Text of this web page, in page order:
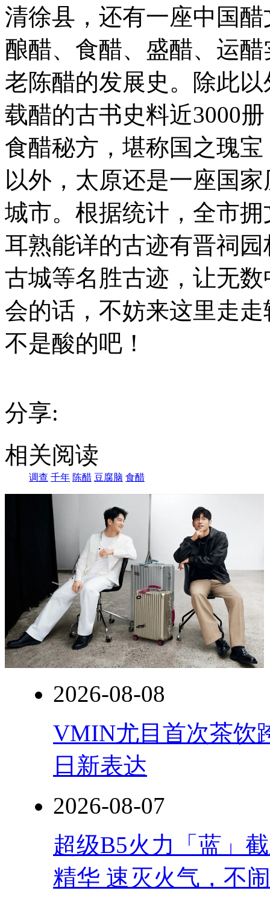
城
市
哪
里
吗？
或
许
很
多
都
已
清徐县，还有一座中国
酿醋、食醋、盛醋、运
老陈醋的发展史。除此
载醋的古书史料近3000
食醋秘方，堪称国之瑰
以外，太原还是一座国
城市。根据统计，全市
耳熟能详的古迹有晋祠
古城等名胜古迹，让无
会的话，不妨来这里走
不是酸的吧！
分享:
相关阅读
调查 千年 陈醋 豆腐脑 食醋
2026-08-08
VMIN尤目首次茶饮
日新表达
2026-08-07
超级B5火力「蓝」
精华 速灭火气，不